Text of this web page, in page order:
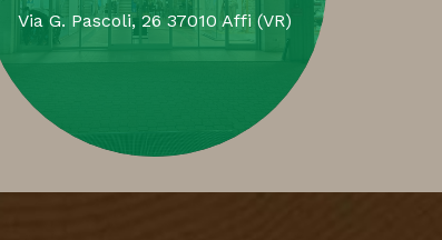
Via G. Pascoli, 26 37010 Affi (VR)